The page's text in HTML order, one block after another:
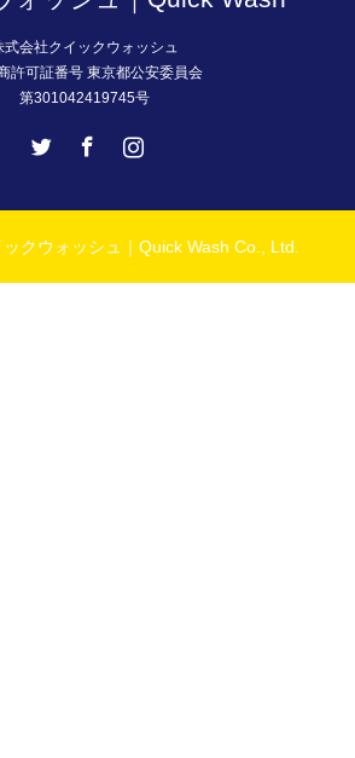
式会社クイックウォッシュ
許可証番号 東京都公安委員会
第301042419745号
ックウォッシュ｜Quick Wash Co., Ltd.